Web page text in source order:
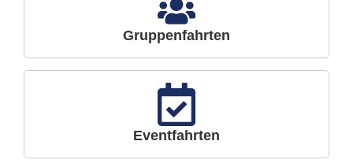
Gruppenfahrten
Eventfahrten